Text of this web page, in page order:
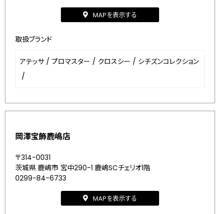
MAPを表示する
取扱ブランド
アテッサ / プロマスター / クロスシー / シチズンコレクション
/
岡澤宝飾鹿嶋店
〒314-0031
茨城県 鹿嶋市 宮中290-1 鹿嶋SCチェリオ1階
0299-84-6733
MAPを表示する